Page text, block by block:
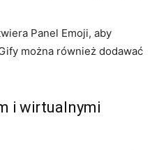
Panel Emoji, aby
można również dodawać
i wirtualnymi